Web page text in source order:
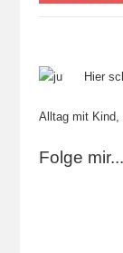
Hier
Alltag mit Kind,
Folge